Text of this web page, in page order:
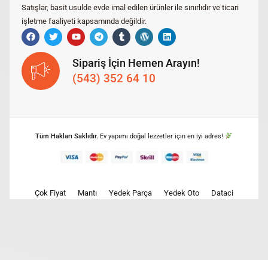
Satışlar, basit usulde evde imal edilen ürünler ile sınırlıdır ve ticari
işletme faaliyeti kapsamında değildir.
Sipariş İçin Hemen Arayın!
(543) 352 64 10
Tüm Hakları Saklıdır. Ev yapımı doğal lezzetler için en iyi adres!
Çok Fiyat Mantı Yedek Parça Yedek Oto Dataci